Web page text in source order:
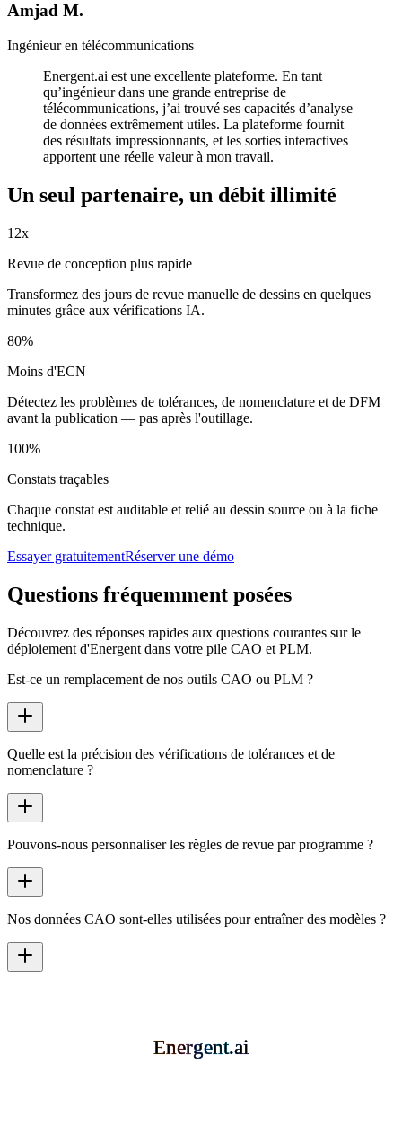
Amjad M.
Ingénieur en télécommunications
Energent.ai est une excellente plateforme. En tant
qu’ingénieur dans une grande entreprise de
télécommunications, j’ai trouvé ses capacités d’analyse
de données extrêmement utiles. La plateforme fournit
des résultats impressionnants, et les sorties interactives
apportent une réelle valeur à mon travail.
Un seul partenaire, un débit illimité
12x
Revue de conception plus rapide
Transformez des jours de revue manuelle de dessins en quelques
minutes grâce aux vérifications IA.
80%
Moins d'ECN
Détectez les problèmes de tolérances, de nomenclature et de DFM
avant la publication — pas après l'outillage.
100%
Constats traçables
Chaque constat est auditable et relié au dessin source ou à la fiche
technique.
Essayer gratuitementRéserver une démo
Questions fréquemment posées
Découvrez des réponses rapides aux questions courantes sur le
déploiement d'Energent dans votre pile CAO et PLM.
Est-ce un remplacement de nos outils CAO ou PLM ?
Quelle est la précision des vérifications de tolérances et de
nomenclature ?
Pouvons-nous personnaliser les règles de revue par programme ?
Nos données CAO sont-elles utilisées pour entraîner des modèles ?
Energent.ai
Energent.ai
Energent.ai
Energent.ai